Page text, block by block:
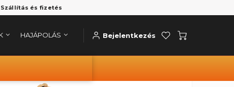
Szállítás és fizetés
HAJÁPOLÁS Bejelentkezés